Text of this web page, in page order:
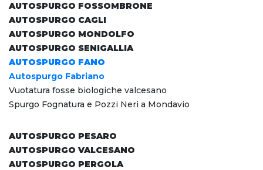
AUTOSPURGO FOSSOMBRONE
AUTOSPURGO CAGLI
AUTOSPURGO MONDOLFO
AUTOSPURGO SENIGALLIA
AUTOSPURGO FANO
Autospurgo Fabriano
Vuotatura fosse biologiche valcesano
Spurgo Fognatura e Pozzi Neri a Mondavio
AUTOSPURGO PESARO
AUTOSPURGO VALCESANO
AUTOSPURGO PERGOLA